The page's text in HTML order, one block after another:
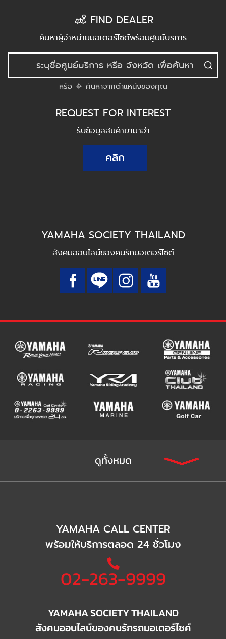
FIND DEALER
ค้นหาผู้จำหน่ายมอเตอร์ไซต์พร้อมศูนย์บริการ
หรือ ค้นหาจากตำแหน่งของคุณ
REQUEST FOR INTEREST
รับข้อมูลสินค้ายามาฮ่า
คลิก
YAMAHA SOCIETY THAILAND
สังคมออนไลน์ของคนรักมอเตอร์ไซต์
ดูทั้งหมด
YAMAHA CALL CENTER
พร้อมให้บริการตลอด 24 ชั่วโมง
02-263-9999
YAMAHA SOCIETY THAILAND
สังคมออนไลน์ของคนรักรถมอเตอร์ไซค์